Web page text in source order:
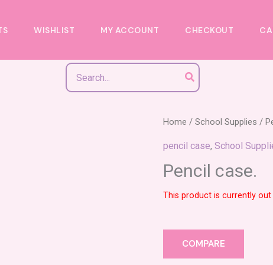
WISHLIST MY ACCOUNT CHECKOUT
Search
for:
Home /School Supplies /
pencil case,School
Pencil case.
This product is currently
COMPARE